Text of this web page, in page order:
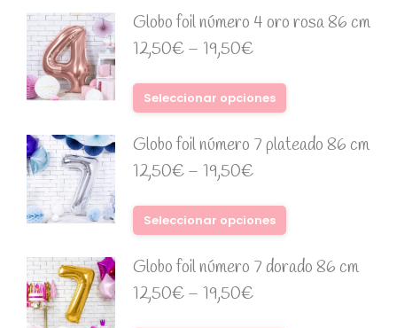
Globo foil número 4 oro rosa 86 cm
12,50€– 19,50€
Seleccionar opciones
Globo foil número 7 plateado 86 cm
12,50€– 19,50€
Seleccionar opciones
Globo foil número 7 dorado 86 cm
12,50€– 19,50€